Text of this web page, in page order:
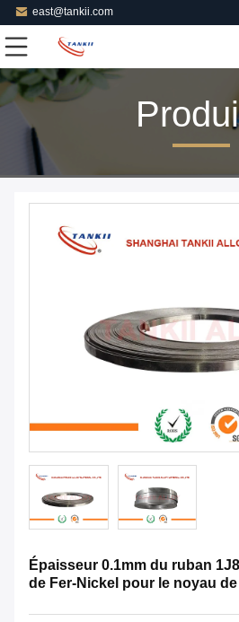
east@tankii.com
Épaisseur 0.1mm du ruban
de Fer-Nickel pour le noyau